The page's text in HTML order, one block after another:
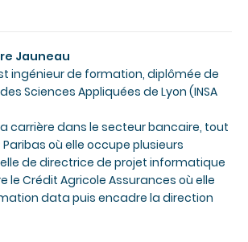
Jauneau
ingénieur de formation, diplômée de
Sciences Appliquées de Lyon (INSA
carrière dans le secteur bancaire, tout
Paribas où elle occupe plusieurs
de directrice de projet informatique
le Crédit Agricole Assurances où elle
data puis encadre la direction